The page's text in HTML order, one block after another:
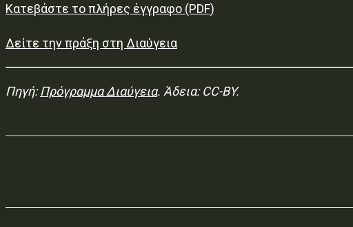
Κατεβάστε το πλήρες έγγραφο (PDF)
Δείτε την πράξη στη Διαύγεια
Πηγή:Πρόγραμμα Διαύγεια. Άδεια: CC-BY.